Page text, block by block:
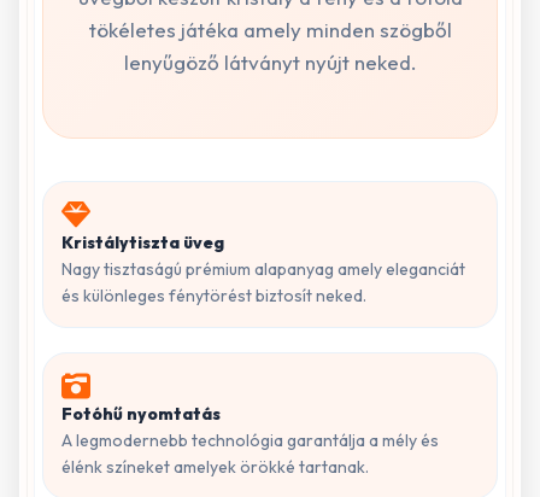
tökéletes játéka amely minden szögből
lenyűgöző látványt nyújt neked.
Kristálytiszta üveg
Nagy tisztaságú prémium alapanyag amely eleganciát
és különleges fénytörést biztosít neked.
Fotóhű nyomtatás
A legmodernebb technológia garantálja a mély és
élénk színeket amelyek örökké tartanak.